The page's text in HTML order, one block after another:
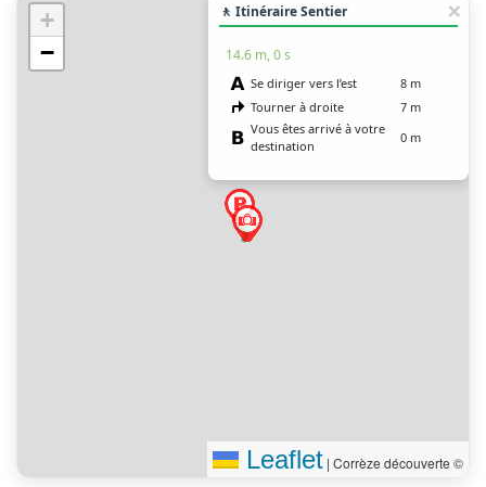
+
−
🚶 Itinéraire Sentier
14.6 m, 0 s
Se diriger vers l’est
8 m
Tourner à droite
7 m
Vous êtes arrivé à votre
destination
0 m
Leaflet | Corrèze découverte ©